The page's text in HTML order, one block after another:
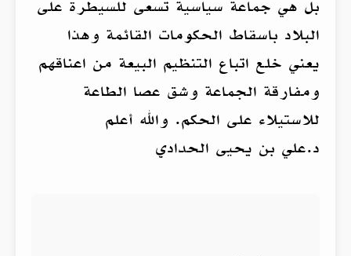
بل هي جماعة سياسية تسعى للسيطرة على
البلاد باسقاط الحكومات القائمة وهذا
يعني خلع اتباع التنظيم البيعة من اعناقهم
ومفارقة الجماعة وشق عصا الطاعة
للاستيلاء على الحكم. والله أعلم
د.علي بن يحيى الحدادي